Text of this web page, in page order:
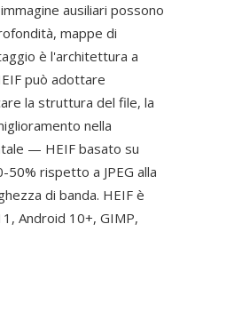
ausiliari possono
mappe di
è l'architettura a
può adottare
la struttura del file, la
nella
— HEIF basato su
rispetto a JPEG alla
di banda. HEIF è
Android 10+, GIMP,